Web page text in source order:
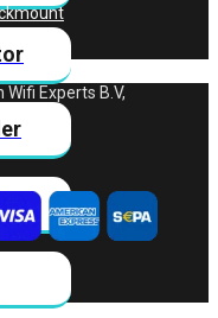
Experts B.V,